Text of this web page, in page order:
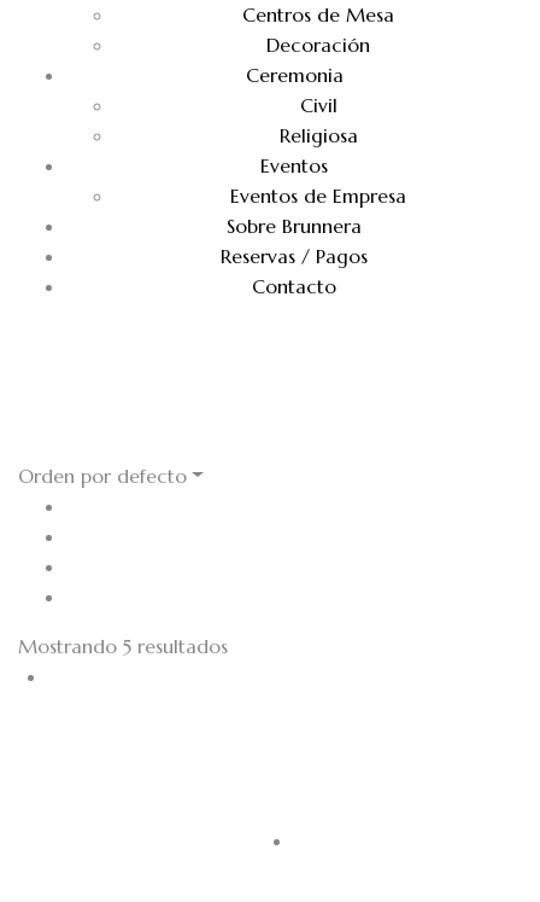
Centros de Mesa
Decoración
Ceremonia
Civil
Religiosa
Eventos
Eventos de Empresa
Sobre Brunnera
Reservas / Pagos
Contacto
Orden por defecto
Mostrando 5 resultados